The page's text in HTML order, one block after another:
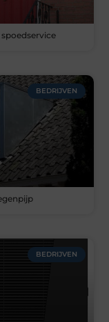
BEDRIJVEN
BEDRIJVEN